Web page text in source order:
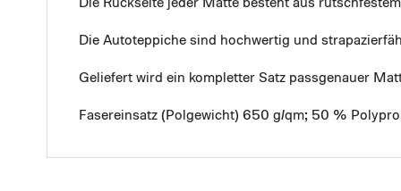
Die Rückseite jeder Matte besteht aus
Die Autoteppiche sind hochwertig und
Geliefert wird ein kompletter Satz passgenauer
Fasereinsatz (Polgewicht) 650 g/qm; 50 %